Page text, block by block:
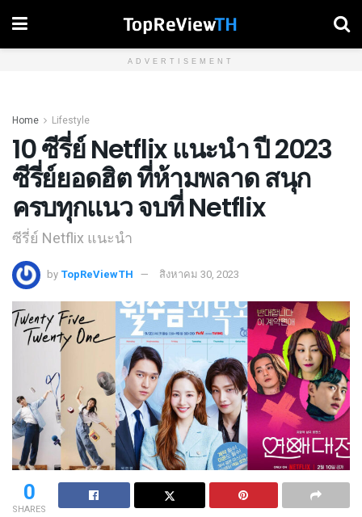
ADVERTISEMENT
Home Lifestyle
10 ซีรี่ย์ Netflix แนะนำ ปี 2023
ซีรี่ย์ยอดฮิต ที่ห้ามพลาด สนุก
ครบทุกแนว จบที่ Netflix
ซีรี่ย์ Netflix แนะนำ
by TopReViewTH สิงหาคม 30, 2023
0
SHARES